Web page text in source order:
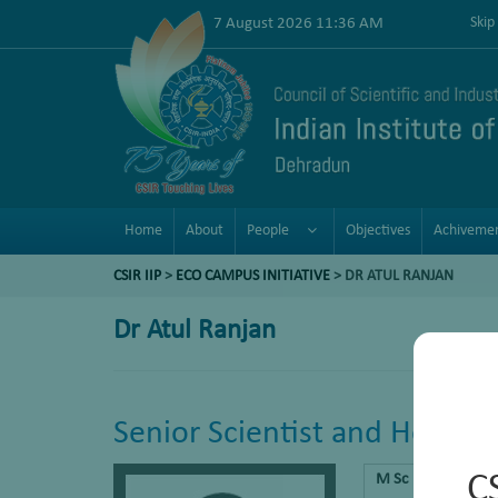
7 August 2026 11:36 AM
Home About People Objectives
CSIR IIP > ECO CAMPUS INITIATIVE > DR ATUL RANJAN
Dr Atul Ranjan
Senior Scientist and Head
M Sc